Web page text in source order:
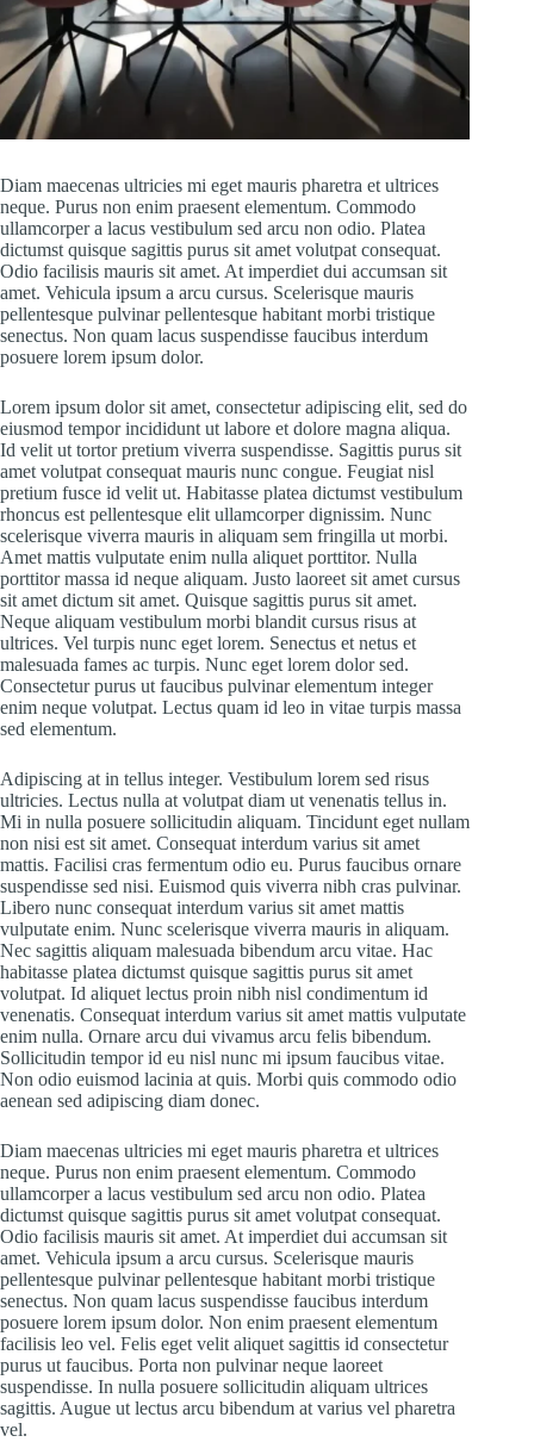
Diam maecenas ultricies mi eget mauris pharetra et ultrices
neque. Purus non enim praesent elementum. Commodo
ullamcorper a lacus vestibulum sed arcu non odio. Platea
dictumst quisque sagittis purus sit amet volutpat consequat.
Odio facilisis mauris sit amet. At imperdiet dui accumsan sit
amet. Vehicula ipsum a arcu cursus. Scelerisque mauris
pellentesque pulvinar pellentesque habitant morbi tristique
senectus. Non quam lacus suspendisse faucibus interdum
posuere lorem ipsum dolor.
Lorem ipsum dolor sit amet, consectetur adipiscing elit, sed do
eiusmod tempor incididunt ut labore et dolore magna aliqua.
Id velit ut tortor pretium viverra suspendisse. Sagittis purus sit
amet volutpat consequat mauris nunc congue. Feugiat nisl
pretium fusce id velit ut. Habitasse platea dictumst vestibulum
rhoncus est pellentesque elit ullamcorper dignissim. Nunc
scelerisque viverra mauris in aliquam sem fringilla ut morbi.
Amet mattis vulputate enim nulla aliquet porttitor. Nulla
porttitor massa id neque aliquam. Justo laoreet sit amet cursus
sit amet dictum sit amet. Quisque sagittis purus sit amet.
Neque aliquam vestibulum morbi blandit cursus risus at
ultrices. Vel turpis nunc eget lorem. Senectus et netus et
malesuada fames ac turpis. Nunc eget lorem dolor sed.
Consectetur purus ut faucibus pulvinar elementum integer
enim neque volutpat. Lectus quam id leo in vitae turpis massa
sed elementum.
Adipiscing at in tellus integer. Vestibulum lorem sed risus
ultricies. Lectus nulla at volutpat diam ut venenatis tellus in.
Mi in nulla posuere sollicitudin aliquam. Tincidunt eget nullam
non nisi est sit amet. Consequat interdum varius sit amet
mattis. Facilisi cras fermentum odio eu. Purus faucibus ornare
suspendisse sed nisi. Euismod quis viverra nibh cras pulvinar.
Libero nunc consequat interdum varius sit amet mattis
vulputate enim. Nunc scelerisque viverra mauris in aliquam.
Nec sagittis aliquam malesuada bibendum arcu vitae. Hac
habitasse platea dictumst quisque sagittis purus sit amet
volutpat. Id aliquet lectus proin nibh nisl condimentum id
venenatis. Consequat interdum varius sit amet mattis vulputate
enim nulla. Ornare arcu dui vivamus arcu felis bibendum.
Sollicitudin tempor id eu nisl nunc mi ipsum faucibus vitae.
Non odio euismod lacinia at quis. Morbi quis commodo odio
aenean sed adipiscing diam donec.
Diam maecenas ultricies mi eget mauris pharetra et ultrices
neque. Purus non enim praesent elementum. Commodo
ullamcorper a lacus vestibulum sed arcu non odio. Platea
dictumst quisque sagittis purus sit amet volutpat consequat.
Odio facilisis mauris sit amet. At imperdiet dui accumsan sit
amet. Vehicula ipsum a arcu cursus. Scelerisque mauris
pellentesque pulvinar pellentesque habitant morbi tristique
senectus. Non quam lacus suspendisse faucibus interdum
posuere lorem ipsum dolor. Non enim praesent elementum
facilisis leo vel. Felis eget velit aliquet sagittis id consectetur
purus ut faucibus. Porta non pulvinar neque laoreet
suspendisse. In nulla posuere sollicitudin aliquam ultrices
sagittis. Augue ut lectus arcu bibendum at varius vel pharetra
vel.